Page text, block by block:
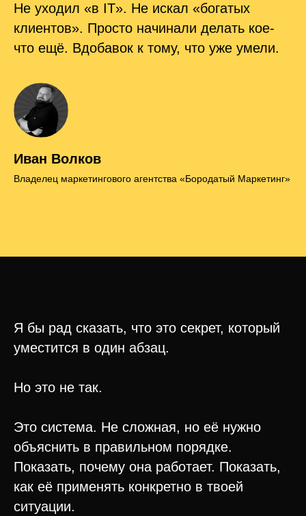
Не уходил «в IT». Не искал «богатых
клиентов». Просто начинали делать кое-
что ещё. Вдобавок к тому, что уже умели.
Иван Волков
Владелец маркетингового агентства «Бородатый Маркетинг»
Я бы рад сказать, что это секрет, который
уместится в один абзац.
Но это не так.
Это система. Не сложная, но её нужно
объяснить в правильном порядке.
Показать, почему она работает. Показать,
как её применять конкретно в твоей
ситуации.
В видео
я рассказываю: